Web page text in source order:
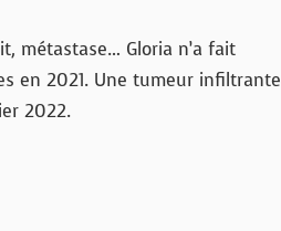
métastase… Gloria n’a fait
en 2021. Une tumeur infiltrante
2022.